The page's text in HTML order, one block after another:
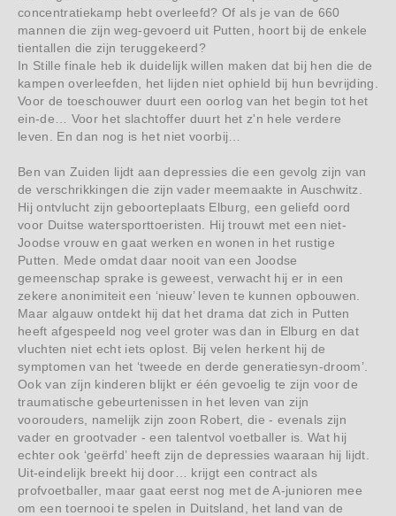
concentratiekamp hebt overleefd? Of als je van de 660
mannen die zijn weg-gevoerd uit Putten, hoort bij de enkele
tientallen die zijn teruggekeerd?
In Stille finale heb ik duidelijk willen maken dat bij hen die de
kampen overleefden, het lijden niet ophield bij hun bevrijding.
Voor de toeschouwer duurt een oorlog van het begin tot het
ein-de… Voor het slachtoffer duurt het z'n hele verdere
leven. En dan nog is het niet voorbij…
Ben van Zuiden lijdt aan depressies die een gevolg zijn van
de verschrikkingen die zijn vader meemaakte in Auschwitz.
Hij ontvlucht zijn geboorteplaats Elburg, een geliefd oord
voor Duitse watersporttoeristen. Hij trouwt met een niet-
Joodse vrouw en gaat werken en wonen in het rustige
Putten. Mede omdat daar nooit van een Joodse
gemeenschap sprake is geweest, verwacht hij er in een
zekere anonimiteit een ‘nieuw’ leven te kunnen opbouwen.
Maar algauw ontdekt hij dat het drama dat zich in Putten
heeft afgespeeld nog veel groter was dan in Elburg en dat
vluchten niet echt iets oplost. Bij velen herkent hij de
symptomen van het ‘tweede en derde generatiesyn-droom’.
Ook van zíjn kinderen blijkt er één gevoelig te zijn voor de
traumatische gebeurtenissen in het leven van zijn
voorouders, namelijk zijn zoon Robert, die - evenals zijn
vader en grootvader - een talentvol voetballer is. Wat hij
echter ook ‘geërfd’ heeft zijn de depressies waaraan hij lijdt.
Uit-eindelijk breekt hij door… krijgt een contract als
profvoetballer, maar gaat eerst nog met de A-junioren mee
om een toernooi te spelen in Duitsland, het land van de